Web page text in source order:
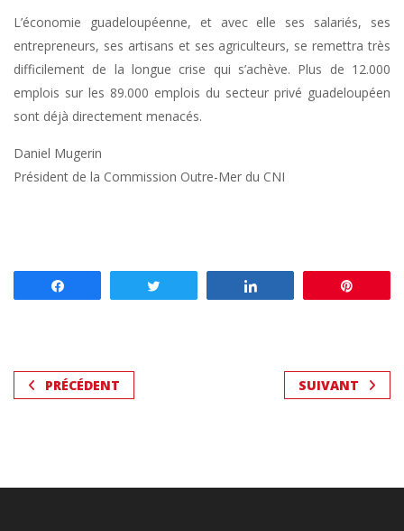
L’économie guadeloupéenne, et avec elle ses salariés, ses
entrepreneurs, ses artisans et ses agriculteurs, se remettra très
difficilement de la longue crise qui s’achève. Plus de 12.000
emplois sur les 89.000 emplois du secteur privé guadeloupéen
sont déjà directement menacés.
Daniel Mugerin
Président de la Commission Outre-Mer du CNI
PRÉCÉDENT SUIVANT